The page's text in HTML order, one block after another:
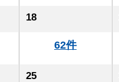
18
62件
25